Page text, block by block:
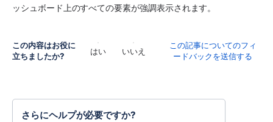
ッシュボード上のすべての要素が強調表示されます。
この内容はお役に
立ちましたか?
はい いいえ
この記事についてのフィ
ードバックを送信する
さらにヘルプが必要ですか?